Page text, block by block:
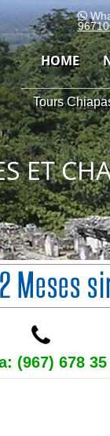
HOME
Tours
ET
(967) 678 35